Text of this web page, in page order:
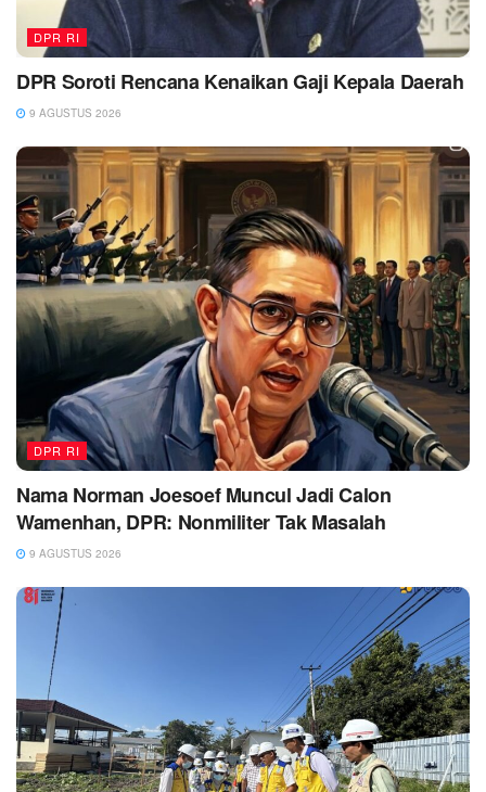
DPR RI
DPR Soroti Rencana Kenaikan Gaji Kepala Daerah
9 AGUSTUS 2026
DPR RI
Nama Norman Joesoef Muncul Jadi Calon
Wamenhan, DPR: Nonmiliter Tak Masalah
9 AGUSTUS 2026